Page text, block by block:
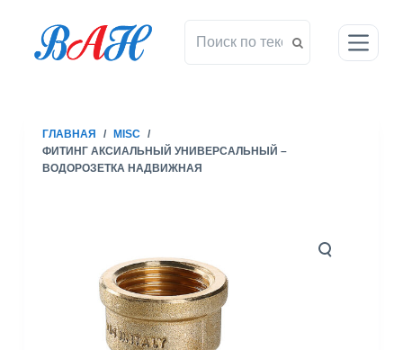
ГЛАВНАЯ / MISC /
ФИТИНГ АКСИАЛЬНЫЙ УНИВЕРСАЛЬНЫЙ –
ВОДОРОЗЕТКА НАДВИЖНАЯ